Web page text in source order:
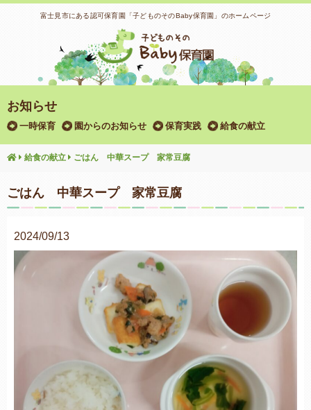
富士見市にある認可保育園「子どものそのBaby保育園」のホームページ
お知らせ
一時保育 園からのお知らせ 保育実践 給食の献立
給食の献立 ごはん 中華スープ 家常豆腐
ごはん 中華スープ 家常豆腐
2024/09/13